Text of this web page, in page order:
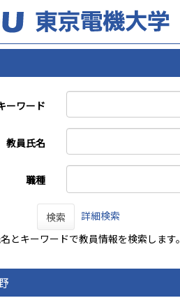
ーワード
教員氏名
職種
検索
詳細検索
とキーワードで教員情報を検索します。